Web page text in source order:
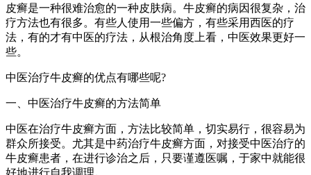
皮癣是一种很难治愈的一种皮肤病。牛皮癣的病因很复杂，治
疗方法也有很多。有些人使用一些偏方，有些采用西医的疗
法，有的才有中医的疗法，从根治角度上看，中医效果更好一
些。
中医治疗牛皮癣的优点有哪些呢?
一、中医治疗牛皮癣的方法简单
中医在治疗牛皮癣方面，方法比较简单，切实易行，很容易为
群众所接受。尤其是中药治疗牛皮癣方面，对接受中医治疗的
牛皮癣患者，在进行诊治之后，只要谨遵医嘱，于家中就能很
好地进行自我调理。